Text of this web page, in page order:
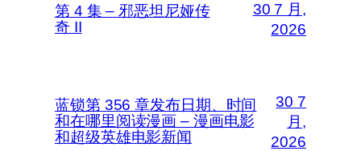
第 4 集 – 邪恶坦尼娅传
奇 II
30 7 月,
2026
蓝锁第 356 章发布日期、时间
和在哪里阅读漫画 – 漫画电影
和超级英雄电影新闻
30 7
月,
2026